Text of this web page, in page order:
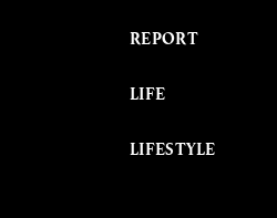
REPORT
LIFE
LIFESTYLE